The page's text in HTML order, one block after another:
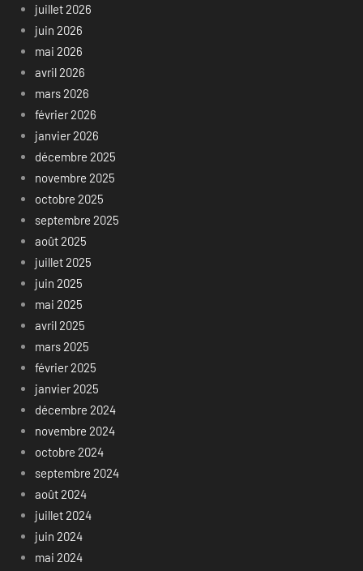
juillet 2026
juin 2026
mai 2026
avril 2026
mars 2026
février 2026
janvier 2026
décembre 2025
novembre 2025
octobre 2025
septembre 2025
août 2025
juillet 2025
juin 2025
mai 2025
avril 2025
mars 2025
février 2025
janvier 2025
décembre 2024
novembre 2024
octobre 2024
septembre 2024
août 2024
juillet 2024
juin 2024
mai 2024